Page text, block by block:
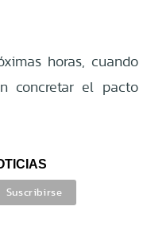
horas, cuando
concretar el pacto